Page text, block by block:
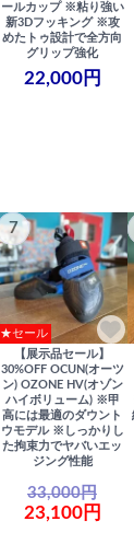
ールカップ ※粘り強い
新3Dフッキング ※攻
めたトゥ設計で全方向
グリップ強化
22,000円
7
★セール
【展示品セール】
30%OFF OCUN(オーツ
ン) OZONE HV(オゾン
ハイボリューム) ※甲
高には最適のダウント
ウモデル ※しっかりし
た拘束力でヤバいエッ
ジング性能
33,000円
23,100円